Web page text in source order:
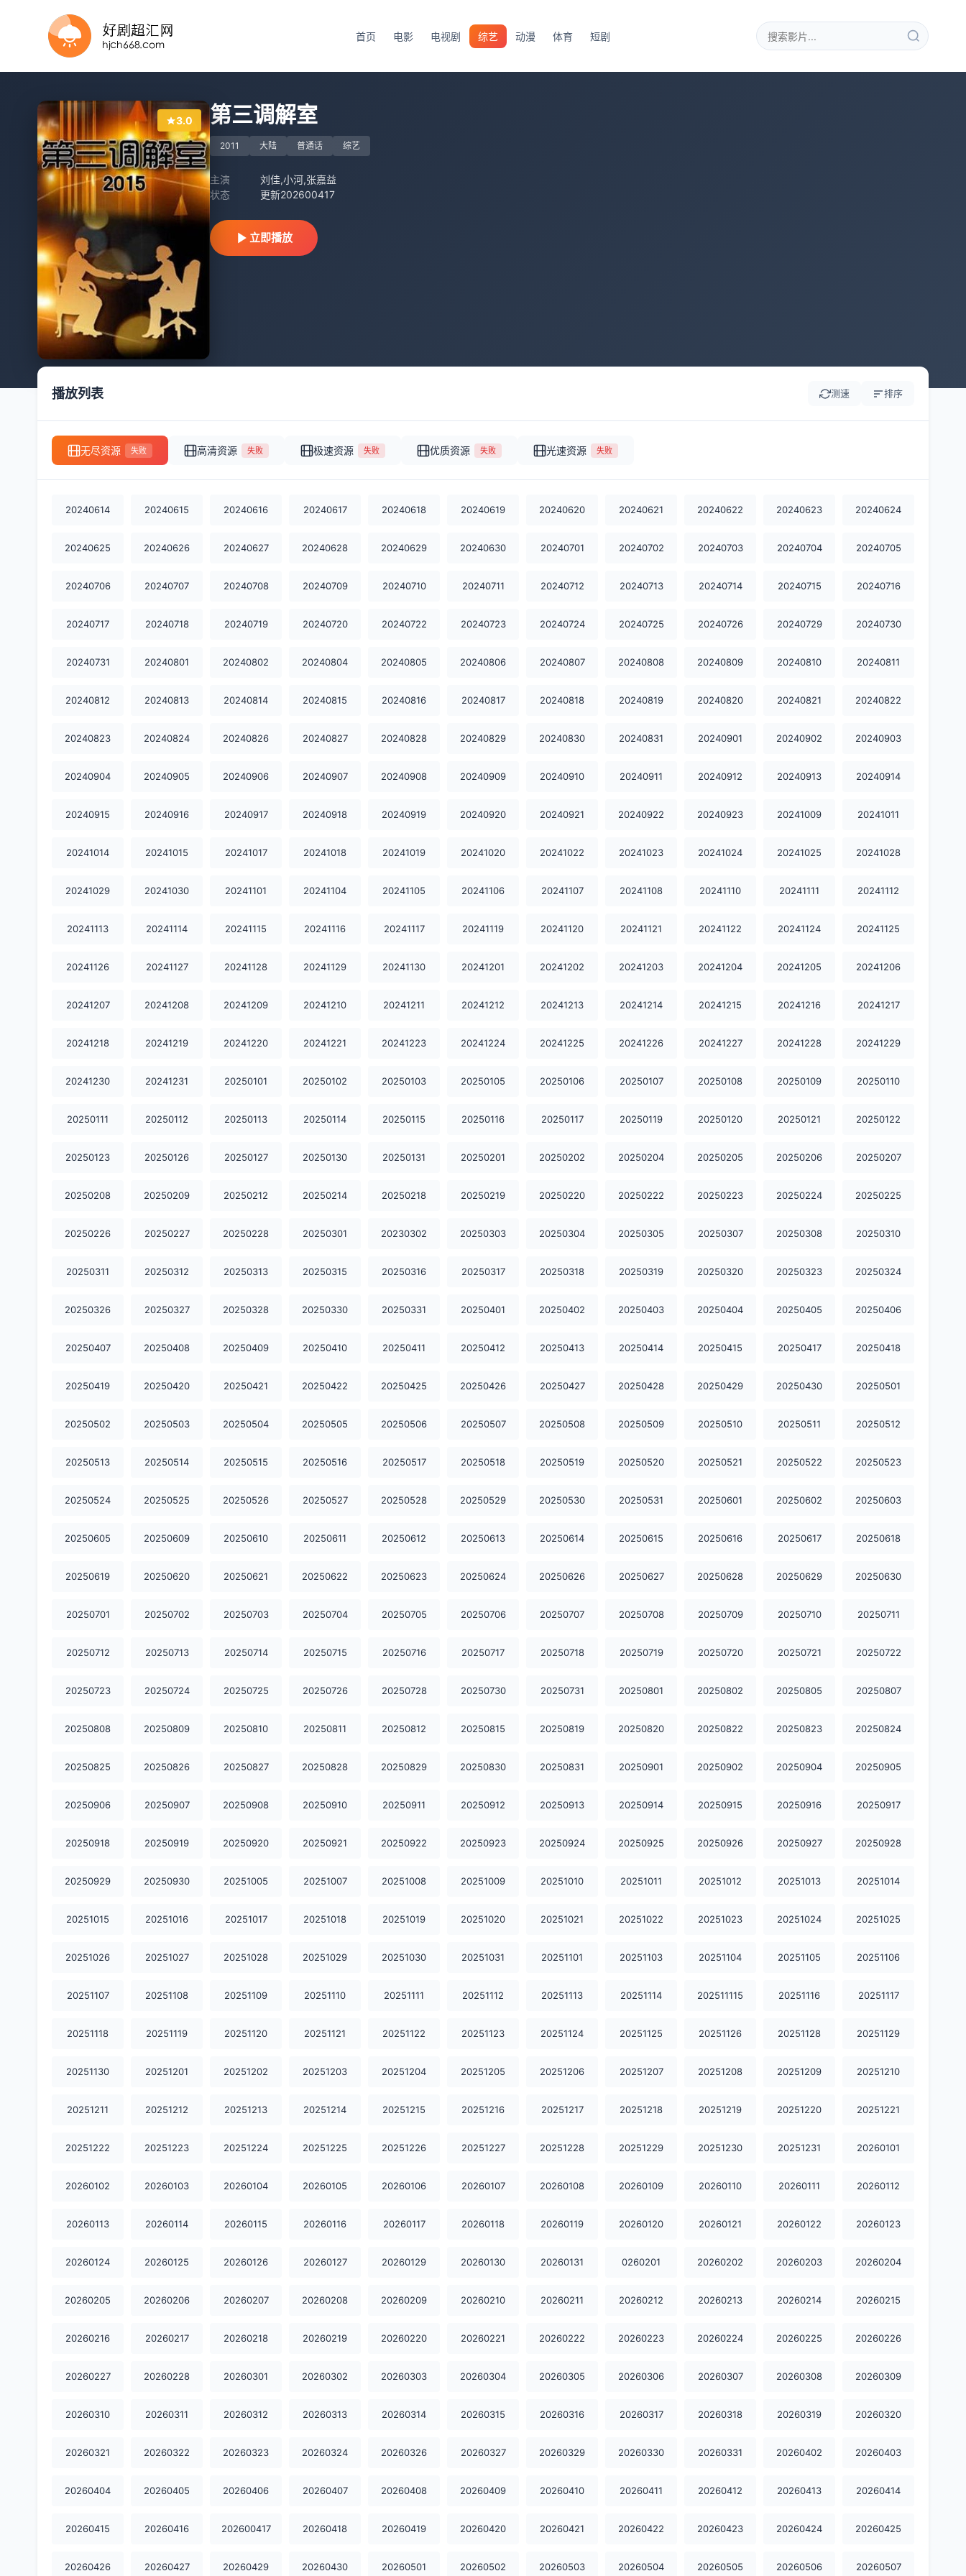
首页 电影 电视剧 综艺 动漫 体育 短剧
3.0 第三调解室
2011 大陆 普通话 综艺
主演
刘佳,小河,张嘉益
状态
更新202600417
立即播放
播放列表 测速 排序
无尽资源 失败 高清资源 失败 极速资源 失败 优质资源 失败 光速资源 失败
20240614 20240615 20240616 20240617 20240618 20240619 20240620 20240621 20240622 20240623 20240624
20240625 20240626 20240627 20240628 20240629 20240630 20240701 20240702 20240703 20240704 20240705
20240706 20240707 20240708 20240709 20240710 20240711 20240712 20240713 20240714 20240715 20240716
20240717 20240718 20240719 20240720 20240722 20240723 20240724 20240725 20240726 20240729 20240730
20240731 20240801 20240802 20240804 20240805 20240806 20240807 20240808 20240809 20240810 20240811
20240812 20240813 20240814 20240815 20240816 20240817 20240818 20240819 20240820 20240821 20240822
20240823 20240824 20240826 20240827 20240828 20240829 20240830 20240831 20240901 20240902 20240903
20240904 20240905 20240906 20240907 20240908 20240909 20240910 20240911 20240912 20240913 20240914
20240915 20240916 20240917 20240918 20240919 20240920 20240921 20240922 20240923 20241009 20241011
20241014 20241015 20241017 20241018 20241019 20241020 20241022 20241023 20241024 20241025 20241028
20241029 20241030 20241101 20241104 20241105 20241106 20241107 20241108 20241110 20241111 20241112
20241113 20241114 20241115 20241116 20241117 20241119 20241120 20241121 20241122 20241124 20241125
20241126 20241127 20241128 20241129 20241130 20241201 20241202 20241203 20241204 20241205 20241206
20241207 20241208 20241209 20241210 20241211 20241212 20241213 20241214 20241215 20241216 20241217
20241218 20241219 20241220 20241221 20241223 20241224 20241225 20241226 20241227 20241228 20241229
20241230 20241231 20250101 20250102 20250103 20250105 20250106 20250107 20250108 20250109 20250110
20250111 20250112 20250113 20250114 20250115 20250116 20250117 20250119 20250120 20250121 20250122
20250123 20250126 20250127 20250130 20250131 20250201 20250202 20250204 20250205 20250206 20250207
20250208 20250209 20250212 20250214 20250218 20250219 20250220 20250222 20250223 20250224 20250225
20250226 20250227 20250228 20250301 20230302 20250303 20250304 20250305 20250307 20250308 20250310
20250311 20250312 20250313 20250315 20250316 20250317 20250318 20250319 20250320 20250323 20250324
20250326 20250327 20250328 20250330 20250331 20250401 20250402 20250403 20250404 20250405 20250406
20250407 20250408 20250409 20250410 20250411 20250412 20250413 20250414 20250415 20250417 20250418
20250419 20250420 20250421 20250422 20250425 20250426 20250427 20250428 20250429 20250430 20250501
20250502 20250503 20250504 20250505 20250506 20250507 20250508 20250509 20250510 20250511 20250512
20250513 20250514 20250515 20250516 20250517 20250518 20250519 20250520 20250521 20250522 20250523
20250524 20250525 20250526 20250527 20250528 20250529 20250530 20250531 20250601 20250602 20250603
20250605 20250609 20250610 20250611 20250612 20250613 20250614 20250615 20250616 20250617 20250618
20250619 20250620 20250621 20250622 20250623 20250624 20250626 20250627 20250628 20250629 20250630
20250701 20250702 20250703 20250704 20250705 20250706 20250707 20250708 20250709 20250710 20250711
20250712 20250713 20250714 20250715 20250716 20250717 20250718 20250719 20250720 20250721 20250722
20250723 20250724 20250725 20250726 20250728 20250730 20250731 20250801 20250802 20250805 20250807
20250808 20250809 20250810 20250811 20250812 20250815 20250819 20250820 20250822 20250823 20250824
20250825 20250826 20250827 20250828 20250829 20250830 20250831 20250901 20250902 20250904 20250905
20250906 20250907 20250908 20250910 20250911 20250912 20250913 20250914 20250915 20250916 20250917
20250918 20250919 20250920 20250921 20250922 20250923 20250924 20250925 20250926 20250927 20250928
20250929 20250930 20251005 20251007 20251008 20251009 20251010 20251011 20251012 20251013 20251014
20251015 20251016 20251017 20251018 20251019 20251020 20251021 20251022 20251023 20251024 20251025
20251026 20251027 20251028 20251029 20251030 20251031 20251101 20251103 20251104 20251105 20251106
20251107 20251108 20251109 20251110 20251111 20251112 20251113 20251114 202511115 20251116 20251117
20251118 20251119 20251120 20251121 20251122 20251123 20251124 20251125 20251126 20251128 20251129
20251130 20251201 20251202 20251203 20251204 20251205 20251206 20251207 20251208 20251209 20251210
20251211 20251212 20251213 20251214 20251215 20251216 20251217 20251218 20251219 20251220 20251221
20251222 20251223 20251224 20251225 20251226 20251227 20251228 20251229 20251230 20251231 20260101
20260102 20260103 20260104 20260105 20260106 20260107 20260108 20260109 20260110 20260111 20260112
20260113 20260114 20260115 20260116 20260117 20260118 20260119 20260120 20260121 20260122 20260123
20260124 20260125 20260126 20260127 20260129 20260130 20260131 0260201 20260202 20260203 20260204
20260205 20260206 20260207 20260208 20260209 20260210 20260211 20260212 20260213 20260214 20260215
20260216 20260217 20260218 20260219 20260220 20260221 20260222 20260223 20260224 20260225 20260226
20260227 20260228 20260301 20260302 20260303 20260304 20260305 20260306 20260307 20260308 20260309
20260310 20260311 20260312 20260313 20260314 20260315 20260316 20260317 20260318 20260319 20260320
20260321 20260322 20260323 20260324 20260326 20260327 20260329 20260330 20260331 20260402 20260403
20260404 20260405 20260406 20260407 20260408 20260409 20260410 20260411 20260412 20260413 20260414
20260415 20260416 202600417 20260418 20260419 20260420 20260421 20260422 20260423 20260424 20260425
20260426 20260427 20260429 20260430 20260501 20260502 20260503 20260504 20260505 20260506 20260507
第20260806期
更新至20260807期
更新至20260806期